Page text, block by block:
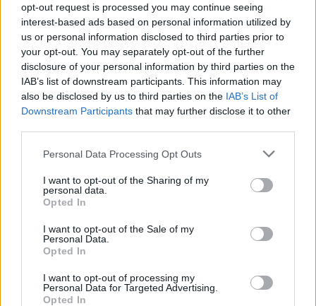
opt-out request is processed you may continue seeing
interest-based ads based on personal information utilized by
us or personal information disclosed to third parties prior to
your opt-out. You may separately opt-out of the further
disclosure of your personal information by third parties on the
IAB’s list of downstream participants. This information may
also be disclosed by us to third parties on the IAB’s List of
Downstream Participants that may further disclose it to other
Personal Data Processing Opt Outs
I want to opt-out of the Sharing of my
personal data.
Opted In
I want to opt-out of the Sale of my
Personal Data.
Opted In
I want to opt-out of processing my
Personal Data for Targeted Advertising.
Opted In
Cosa ricordate dei Festival del passato.
«Il Festival ha fatto un grandissimo salto di
qualità negli ultimi anni ed è tornato a
rappresentare lo stato attuale della musica
italiana, in tutta la sua contemporaneità. Per
me è tutto abbastanza nuovo, sto scoprendo
ritualità fantastiche di questa grande
tradizione. Confesso che la canzone che
ricordo maggiormente è quella dei Gazosa,
che vinsero nella categoria giovani, del 2001
«Potrebbe sembrare assurdo ma il ricordo
del mio primo Sanremo è sempre del 2001.
fulminata dai Bluvertigo e Morgan. Lui
truccato al viso e le mani, un’immagine che